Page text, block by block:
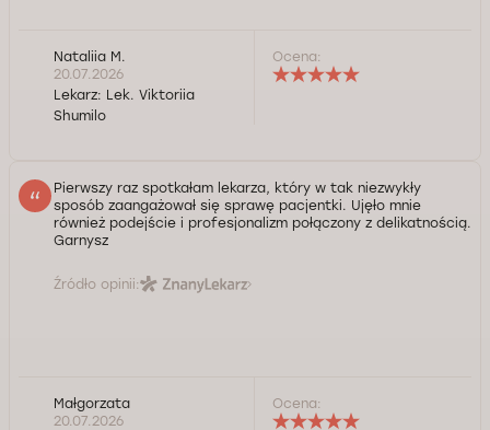
Nataliia M.
20.07.2026
Lekarz: Lek. Viktoriia
Shumilo
Ocena:
Pierwszy raz spotkałam lekarza, który w tak niezwykły
sposób zaangażował się sprawę pacjentki. Ujęło mnie
również podejście i profesjonalizm połączony z delikatnością.
Garnysz
Źródło opinii:
Małgorzata
20.07.2026
Ocena: